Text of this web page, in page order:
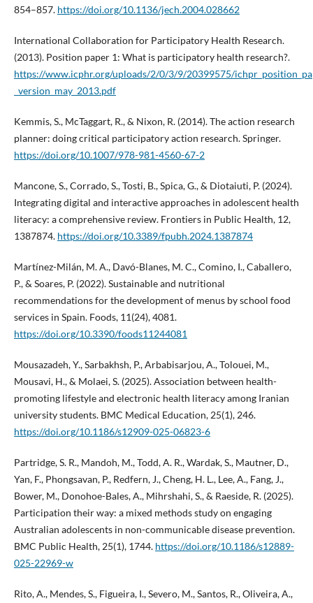
854–857. https://doi.org/10.1136/jech.2004.028662
International Collaboration for Participatory Health Research.
(2013). Position paper 1: What is participatory health research?.
https://www.icphr.org/uploads/2/0/3/9/20399575/
_version_may_2013.pdf
Kemmis, S., McTaggart, R., & Nixon, R. (2014). The action research
planner: doing critical participatory action research. Springer.
https://doi.org/10.1007/978-981-4560-67-2
Mancone, S., Corrado, S., Tosti, B., Spica, G., & Diotaiuti, P. (2024).
Integrating digital and interactive approaches in adolescent health
literacy: a comprehensive review. Frontiers in Public Health, 12,
1387874. https://doi.org/10.3389/fpubh.2024.1387874
Martínez-Milán, M. A., Davó-Blanes, M. C., Comino, I., Caballero,
P., & Soares, P. (2022). Sustainable and nutritional
recommendations for the development of menus by school food
services in Spain. Foods, 11(24), 4081.
https://doi.org/10.3390/foods11244081
Mousazadeh, Y., Sarbakhsh, P., Arbabisarjou, A., Tolouei, M.,
Mousavi, H., & Molaei, S. (2025). Association between health-
promoting lifestyle and electronic health literacy among Iranian
university students. BMC Medical Education, 25(1), 246.
https://doi.org/10.1186/s12909-025-06823-6
Partridge, S. R., Mandoh, M., Todd, A. R., Wardak, S., Mautner, D.,
Yan, F., Phongsavan, P., Redfern, J., Cheng, H. L., Lee, A., Fang, J.,
Bower, M., Donohoe-Bales, A., Mihrshahi, S., & Raeside, R. (2025).
Participation their way: a mixed methods study on engaging
Australian adolescents in non-communicable disease prevention.
BMC Public Health, 25(1), 1744. https://doi.org/10.1186/s12889-
025-22969-w
Rito, A., Mendes, S., Figueira, I., Severo, M., Santos, R., Oliveira, A.,